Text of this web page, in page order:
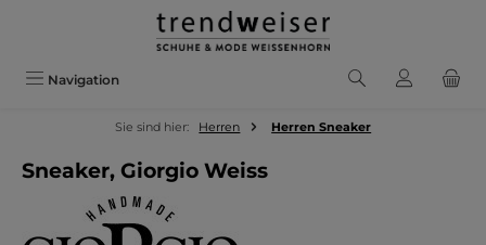
Zum Hauptinhalt springen
Navigation
Sie sind hier: Herren Herren Sneaker
Sneaker, Giorgio Weiss